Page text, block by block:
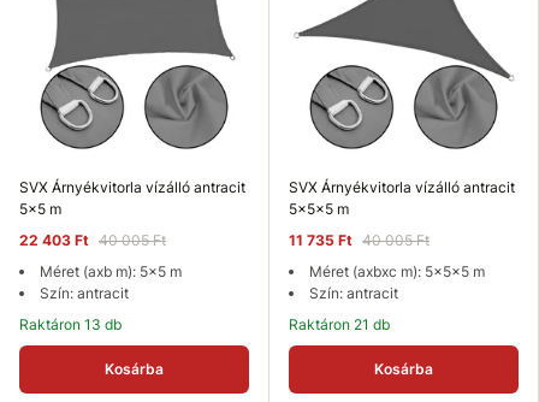
SVX Árnyékvitorla vízálló antracit
5x5 m
22 403 Ft 40 005 Ft
Méret (axb m): 5x5 m
Szín: antracit
Raktáron 13 db
Kosárba
SVX Árnyékvitorla vízálló antracit
5x5x5 m
11 735 Ft 40 005 Ft
Méret (axbxc m): 5x5x5 m
Szín: antracit
Raktáron 21 db
Kosárba